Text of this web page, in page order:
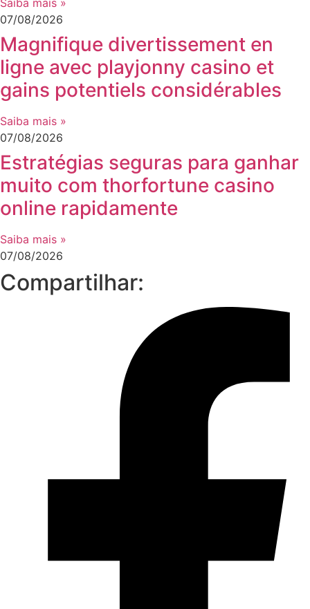
Saiba mais »
07/08/2026
Magnifique divertissement en
ligne avec playjonny casino et
gains potentiels considérables
Saiba mais »
07/08/2026
Estratégias seguras para ganhar
muito com thorfortune casino
online rapidamente
Saiba mais »
07/08/2026
Compartilhar: